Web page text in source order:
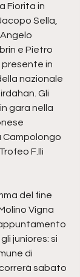
Fiorita in
Sella,
e Pietro
presente in
nazionale
Gli
gara nella
Campolongo
F.lli
del fine
Vigna
juniores: si
di
sabato